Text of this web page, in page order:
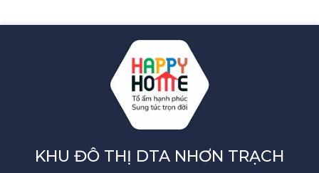
KHU ĐÔ THỊ DTA NHƠN TRẠCH